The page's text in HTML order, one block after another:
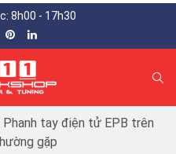
8h00 - 17h30
Phanh tay điện tử EPB trên
gặp